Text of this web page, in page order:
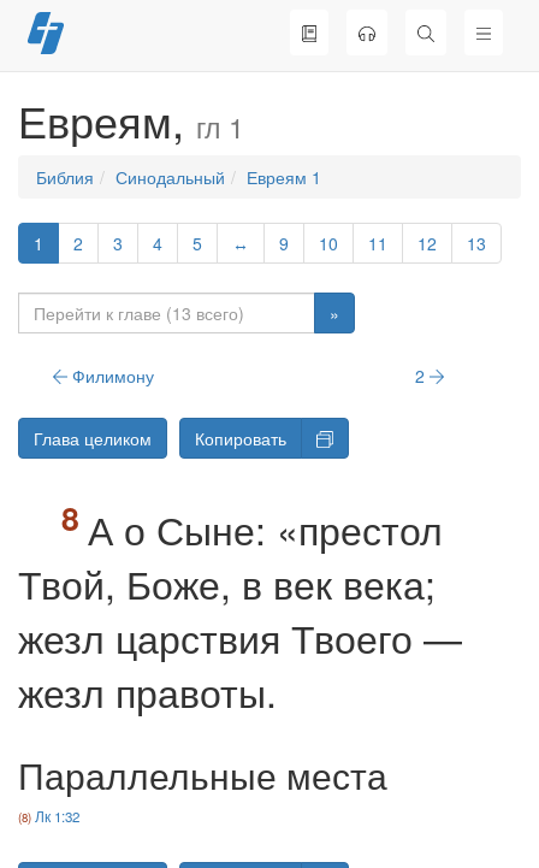
Перейти
к
Евреям, гл 1
Библия Синодальный Евреям 1
1 2 3 4 5 ↔ 9 10 11 12 13
»
Филимону 2
Глава целиком Копировать
А о Сыне: «престол
Твой, Боже, в век века;
жезл царствия Твоего —
жезл правоты.
Параллельные места
Лк 1:32